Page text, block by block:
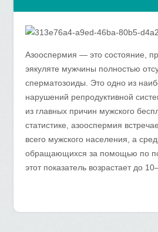
Азооспермия — это состояние,
эякуляте мужчины полностью
сперматозоиды. Это одно из
нарушений репродуктивной
из главных причин мужского
статистике, азооспермия
всего мужского населения, а
обращающихся за помощью по
этот показатель возрастает до